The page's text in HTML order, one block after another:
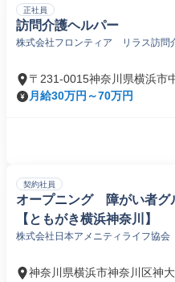
正社員
訪問介護ヘルパー
株式会社フロンティア リラス訪問
〒231-0015神奈川県横浜市
月給30万円～70万円
契約社員
オープニング 障がい者グ
【ともがき横浜神奈川】
株式会社日本アメニティライフ協会
神奈川県横浜市神奈川区神